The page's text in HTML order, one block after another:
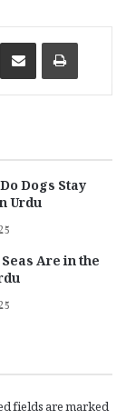
Share via Email Print
Dogs Stay
Urdu
Are in the
fields are marked